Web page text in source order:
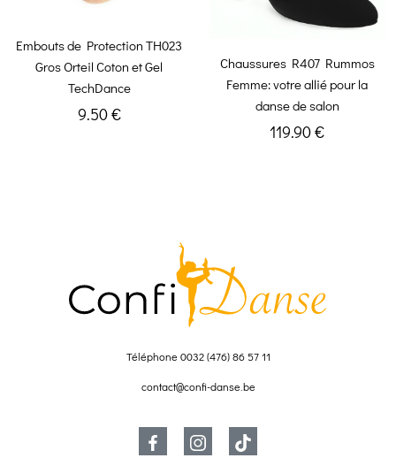
Embouts de Protection TH023
Gros Orteil Coton et Gel
TechDance
9.50 €
Chaussures R407 Rummos
Femme: votre allié pour la
danse de salon
119.90 €
Téléphone 0032 (476) 86 57 11
contact@confi-danse.be